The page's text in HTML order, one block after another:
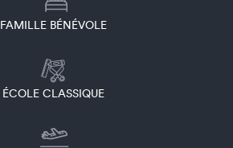
FAMILLE BÉNÉVOLE
ÉCOLE CLASSIQUE